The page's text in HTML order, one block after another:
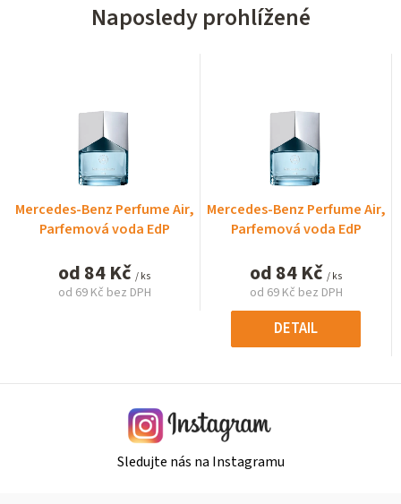
Naposledy prohlížené
Mercedes-Benz Perfume Air,
Parfemová voda EdP
od84 Kč / ks
od 69 Kč bez DPH
Mercedes-Benz Perfume Air,
Parfemová voda EdP
od84 Kč / ks
od 69 Kč bez DPH
Měrná
cena:
DETAIL
Sledujte nás na Instagramu